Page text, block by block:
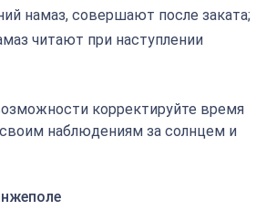
намаз, совершают после заката;
читают при наступлении
корректируйте время
наблюдениям за солнцем и